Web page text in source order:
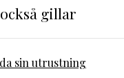
gillar
sin utrustning